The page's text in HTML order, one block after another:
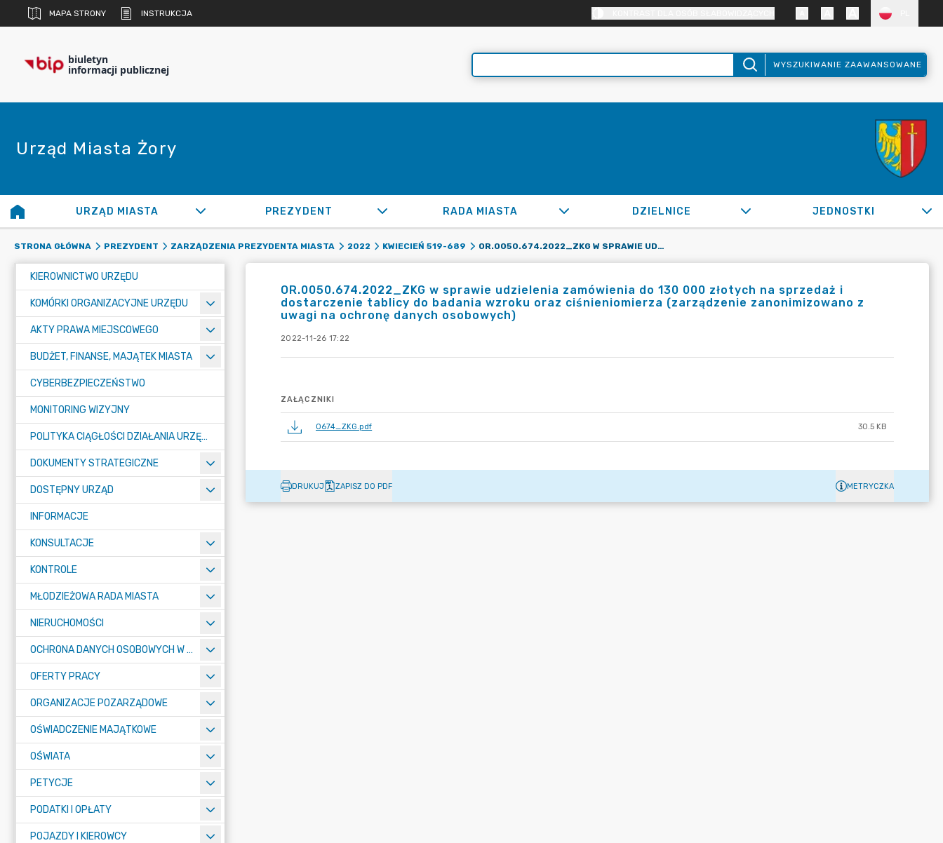
MAPA STRONY INSTRUKCJA
biuletyn
informacji publicznej WYSZUKIWANIE ZAAWANSOWANE
Urząd Miasta Żory
URZĄD MIASTA PREZYDENT RADA MIASTA DZIELNICE JEDNOSTKI
STRONA GŁÓWNA PREZYDENT ZARZĄDZENIA PREZYDENTA MIASTA 2022 KWIECIEŃ 519-689 OR.0050.674.2022_ZKG W SPRAWIE UDZIELENIA ZAMÓWIENIA DO 130 000 ZŁOTYCH NA SPRZEDAŻ I DOSTARCZENIE TABLICY DO BADANIA WZROKU ORAZ CIŚNIENIOMIERZA (ZARZĄDZENIE ZANONIMIZOWANO Z UWAGI NA OCHRONĘ DANYCH OSOBOWYCH)
KIEROWNICTWO URZĘDU
KOMÓRKI ORGANIZACYJNE URZĘDU
AKTY PRAWA MIEJSCOWEGO
BUDŻET, FINANSE, MAJĄTEK MIASTA
CYBERBEZPIECZEŃSTWO
MONITORING WIZYJNY
POLITYKA CIĄGŁOŚCI DZIAŁANIA URZĘDU MIASTA ŻORY
DOKUMENTY STRATEGICZNE
DOSTĘPNY URZĄD
INFORMACJE
KONSULTACJE
KONTROLE
MŁODZIEŻOWA RADA MIASTA
NIERUCHOMOŚCI
OCHRONA DANYCH OSOBOWYCH W URZĘDZIE MIASTA ŻORY - RODO
OFERTY PRACY
ORGANIZACJE POZARZĄDOWE
OŚWIADCZENIE MAJĄTKOWE
OŚWIATA
PETYCJE
PODATKI I OPŁATY
POJAZDY I KIEROWCY
OR.0050.674.2022_ZKG w sprawie udzielenia zamówienia do 130 000 złotych na sprzedaż i
dostarczenie tablicy do badania wzroku oraz ciśnieniomierza (zarządzenie zanonimizowano z
uwagi na ochronę danych osobowych)
2022-11-26 17:22
ZAŁĄCZNIKI
0674_ZKG.pdf 30.5 KB
DRUKUJ ZAPISZ DO PDF METRYCZKA